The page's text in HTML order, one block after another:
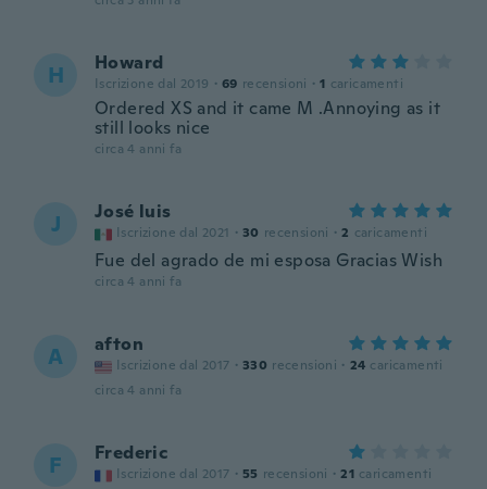
H Howard
Iscrizione dal 2019 · 69 recensioni · 1 caricamenti
Ordered XS and it came M .Annoying as it
still looks nice
circa 4 anni fa
J José luis
Iscrizione dal 2021 · 30 recensioni · 2 caricamenti
Fue del agrado de mi esposa Gracias Wish
circa 4 anni fa
A afton
Iscrizione dal 2017 · 330 recensioni · 24 caricamenti
circa 4 anni fa
F Frederic
Iscrizione dal 2017 · 55 recensioni · 21 caricamenti